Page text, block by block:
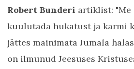
Robert Bunderi artiklist:
kuulutada hukatust ja karmi
jättes mainimata Jumala
on ilmunud Jeesuses